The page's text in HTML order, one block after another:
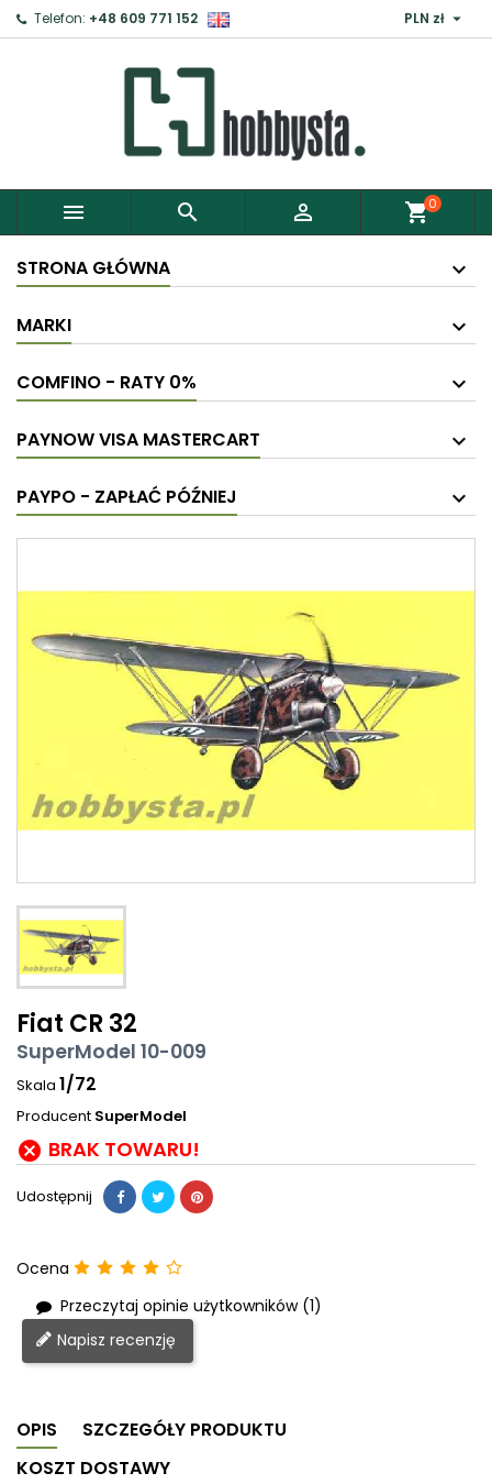
Telefon: +48 609 771 152 PLN zł 
   shopping_cart0
STRONA GŁÓWNA
MARKI
COMFINO - RATY 0%
PAYNOW VISA MASTERCART
PAYPO - ZAPŁAĆ PÓŹNIEJ
Fiat CR 32
SuperModel 10-009
Skala 1/72
Producent SuperModel
 BRAK TOWARU!
Udostępnij
Ocena
Przeczytaj opinie użytkowników (1)
Napisz recenzję
OPIS
SZCZEGÓŁY PRODUKTU
KOSZT DOSTAWY